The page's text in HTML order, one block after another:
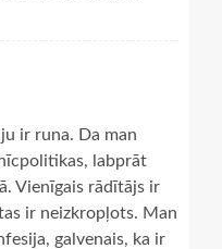
ir runa. Da man
labprāt
Vienīgais rādītājs ir
ir neizkropļots. Man
galvenais, ka ir